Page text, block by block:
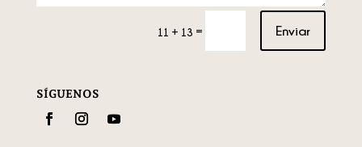
11 + 13 = Enviar
SÍGUENOS